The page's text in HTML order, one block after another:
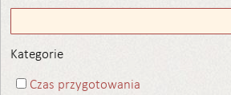
Kategorie
Czas przygotowania